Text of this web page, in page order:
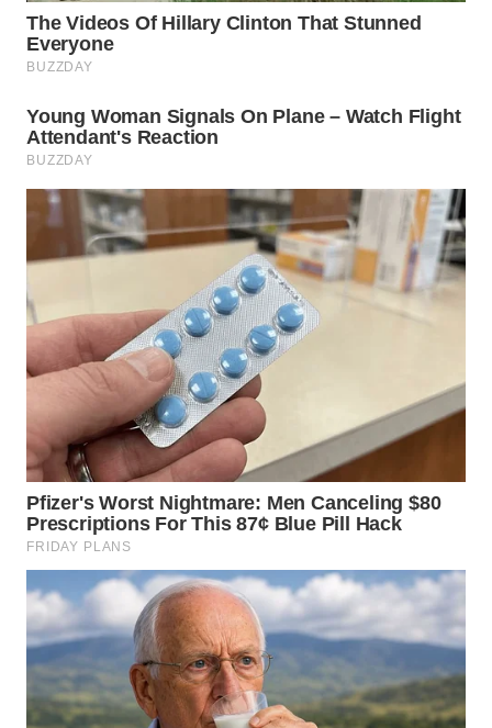
WN
PAKPAK
WN
KARAWANG
WN
BEKASI
WN
DEPOK
WN
TAPANULI
UTARA
WN
SAMOSIR
WN
PADANG
LAWAS